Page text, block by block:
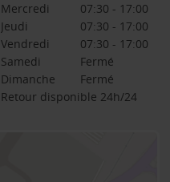
Mercredi
07:30 - 17:00
Jeudi
07:30 - 17:00
Vendredi
07:30 - 17:00
Samedi
Fermé
Dimanche
Fermé
Retour disponible 24h/24